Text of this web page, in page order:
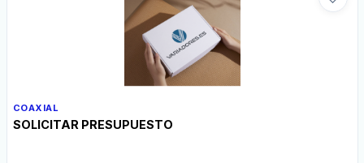
COAXIAL
SOLICITAR PRESUPUESTO